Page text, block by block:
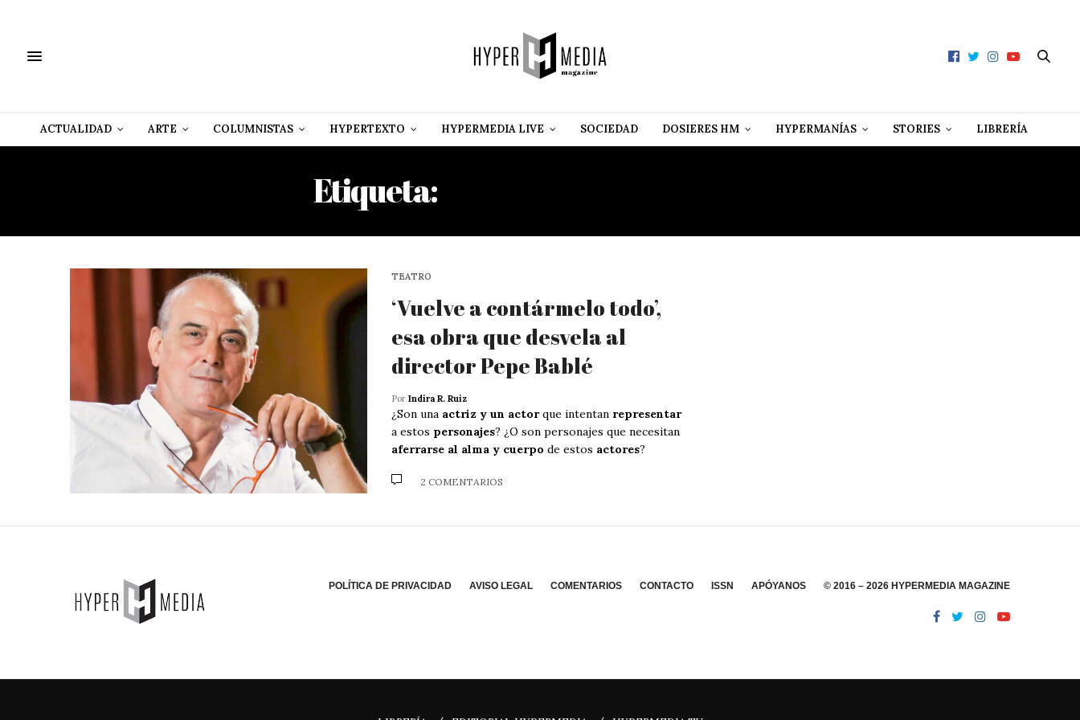
ACTUALIDAD ARTE COLUMNISTAS HYPERTEXTO HYPERMEDIA LIVE SOCIEDAD DOSIERES HM HYPERMANÍAS STORIES LIBRERÍA
Etiqueta:
TEATRO
‘Vuelve a contármelo todo’,
esa obra que desvela al
director Pepe Bablé
Por Indira R. Ruiz
¿Son una actriz y un actorque intentan representar
a estos personajes? ¿O son personajes que necesitan
aferrarse al alma y cuerpo de estos actores?
2 COMENTARIOS
POLÍTICA DE PRIVACIDAD AVISO LEGAL COMENTARIOS CONTACTO ISSN APÓYANOS © 2016 – 2026 HYPERMEDIA MAGAZINE